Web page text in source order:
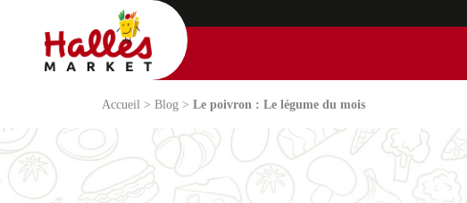
Halles Market -
Accueil > Blog > Le poivron : Le légume du mois